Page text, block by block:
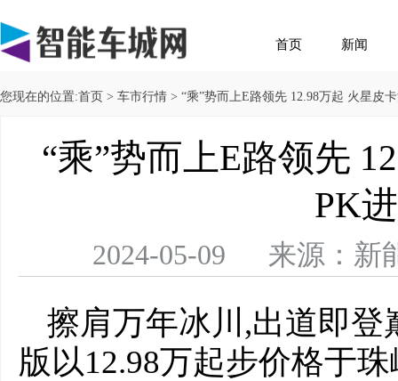
首页 新闻
您现在的位置:首页 > 车市行情 > “乘”势而上E路领先 12.98万起 火星皮
“乘”势而上E路领先
PK
2024-05-09 来源：新
擦肩万年冰川,出道即
版以12.98万起步价格于